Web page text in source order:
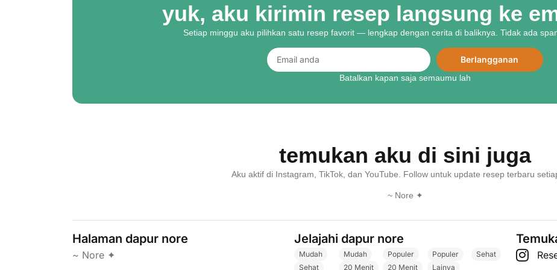
yuk, aku kirimin resep langsung ke
Setiap minggu aku pilihkan satu resep favorit — lengkap dengan cerita di baliknya. Tidak ada
Berlangganan
Batalkan kapan saja semaumu lah
temukan aku di sini juga
Aku aktif di Instagram, TikTok, dan YouTube. Follow untuk update resep terbaru
~ Nore ✦
Halaman dapur nore
~ Nore ✦
Jelajahi dapur nore
Mudah Mudah Populer Populer
Sehat
Sehat
20 Menit 20 Menit Lainya